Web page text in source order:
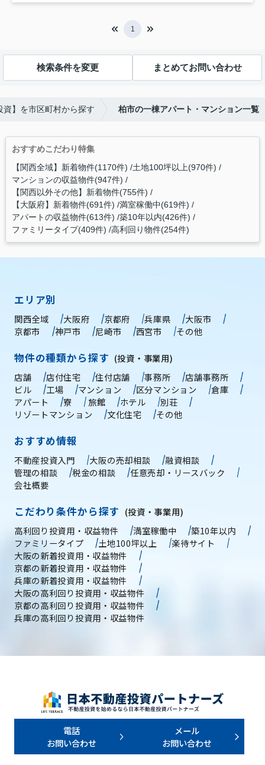
1
検索条件を変更 まとめてお問い合わせ
資】を市区町村から探す 柏市の一棟アパート・マンション一覧
おすすめこだわり特集
【関西全域】新着物件(1170件) 土地100坪以上(970件)
マンションの収益物件(947件)
【関西以外その他】新着物件(755件)
【大阪府】新着物件(691件) 満室稼働中(619件)
アパートの収益物件(613件) 築10年以内(426件)
ファミリータイプ(409件) 高利回り物件(254件)
エリア別
関西全域 大阪府 京都府 兵庫県
大阪市
京都市
神戸市 尼崎市 西宮市 その他
物件の種類から探す (投資・事業用)
店舗
店付住宅 住付店舗 事務所
店舗事務所
ビル
工場 マンション 区分マンション
倉庫
アパート
寮 旅館 ホテル
別荘
リゾートマンション
文化住宅 その他
おすすめ情報
不動産投資入門 大阪の売却相談
融資相談
管理の相談
税金の相談
任意売却・リースバック
会社概要
こだわり条件から探す (投資・事業用)
高利回り投資用・収益物件
満室稼働中
築10年以内
ファミリータイプ
土地100坪以上
楽待サイト
大阪の新着投資用・収益物件
京都の新着投資用・収益物件
兵庫の新着投資用・収益物件
大阪の高利回り投資用・収益物件
京都の高利回り投資用・収益物件
兵庫の高利回り投資用・収益物件
電話
お問い合わせ
メール
お問い合わせ